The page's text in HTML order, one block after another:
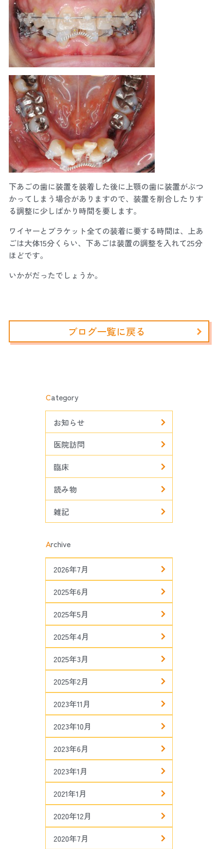
下あごの歯に装置を装着した後に上顎の歯に装置がぶつ
かってしまう場合がありますので、装置を削合したりす
る調整に少しばかり時間を要します。
ワイヤーとブラケット全ての装着に要する時間は、上あ
ごは大体15分くらい、下あごは装置の調整を入れて25分
ほどです。
いかがだったでしょうか。
ブログ一覧に戻る
Category
お知らせ
医院訪問
臨床
読み物
雑記
Archive
2026年7月
2025年6月
2025年5月
2025年4月
2025年3月
2025年2月
2023年11月
2023年10月
2023年6月
2023年1月
2021年1月
2020年12月
2020年7月